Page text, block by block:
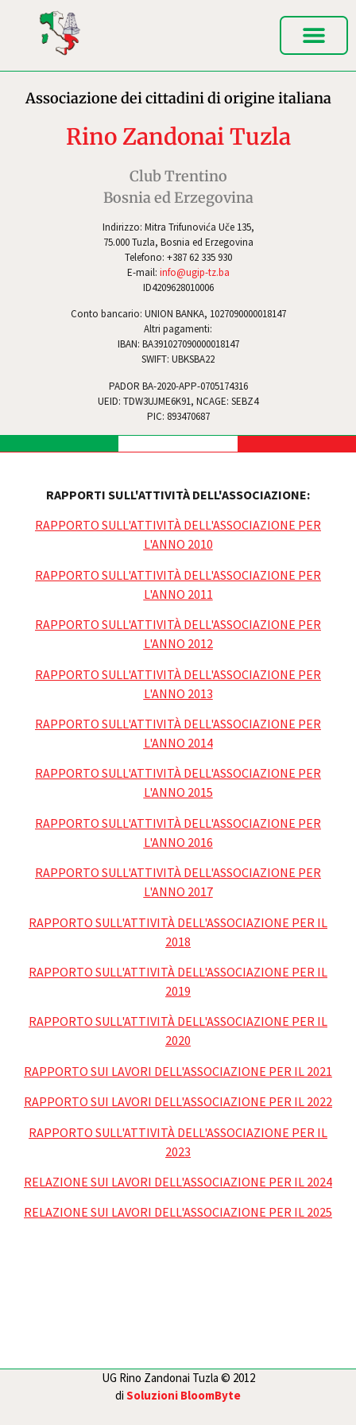
Indirizzo: Mitra Trifunovića Uče 135,
75.000 Tuzla, Bosnia ed Erzegovina
Telefono: +387 62 335 930
E-mail: info@ugip-tz.ba
ID4209628010006
Conto bancario: UNION BANKA, 1027090000018147
Altri pagamenti:
IBAN: BA391027090000018147
SWIFT: UBKSBA22
PADOR BA-2020-APP-0705174316
UEID: TDW3UJME6K91, NCAGE: SEBZ4
PIC: 893470687
Associazione dei cittadini di origine italiana
Rino Zandonai Tuzla
Club Trentino
Bosnia ed Erzegovina
RAPPORTI SULL'ATTIVITÀ DELL'ASSOCIAZIONE:
RAPPORTO SULL'ATTIVITÀ DELL'ASSOCIAZIONE PER
L'ANNO 2010
RAPPORTO SULL'ATTIVITÀ DELL'ASSOCIAZIONE PER
L'ANNO 2011
RAPPORTO SULL'ATTIVITÀ DELL'ASSOCIAZIONE PER
L'ANNO 2012
RAPPORTO SULL'ATTIVITÀ DELL'ASSOCIAZIONE PER
L'ANNO 2013
RAPPORTO SULL'ATTIVITÀ DELL'ASSOCIAZIONE PER
L'ANNO 2014
RAPPORTO SULL'ATTIVITÀ DELL'ASSOCIAZIONE PER
L'ANNO 2015
RAPPORTO SULL'ATTIVITÀ DELL'ASSOCIAZIONE PER
L'ANNO 2016
RAPPORTO SULL'ATTIVITÀ DELL'ASSOCIAZIONE PER
L'ANNO 2017
RAPPORTO SULL'ATTIVITÀ DELL'ASSOCIAZIONE PER IL
2018
RAPPORTO SULL'ATTIVITÀ DELL'ASSOCIAZIONE PER IL
2019
RAPPORTO SULL'ATTIVITÀ DELL'ASSOCIAZIONE PER IL
2020
RAPPORTO SUI LAVORI DELL'ASSOCIAZIONE PER IL 2021
RAPPORTO SUI LAVORI DELL'ASSOCIAZIONE PER IL 2022
RAPPORTO SULL'ATTIVITÀ DELL'ASSOCIAZIONE PER IL
2023
RELAZIONE SUI LAVORI DELL'ASSOCIAZIONE PER IL 2024
RELAZIONE SUI LAVORI DELL'ASSOCIAZIONE PER IL 2025
UG Rino Zandonai Tuzla © 2012
di Soluzioni BloomByte